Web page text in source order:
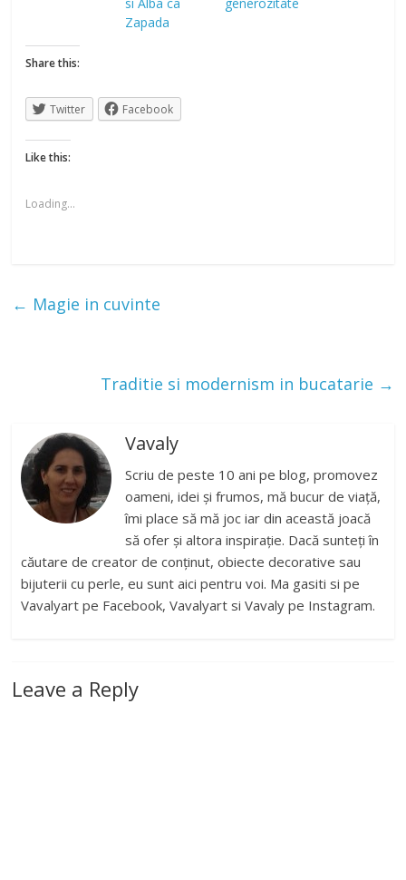
Zapada
Share this:
Twitter Facebook
Like this:
Loading...
← Magie in cuvinte
Traditie si modernism in bucatarie →
Vavaly
Scriu de peste 10 ani pe blog, promovez
oameni, idei și frumos, mă bucur de viață,
îmi place să mă joc iar din această joacă
să ofer și altora inspirație. Dacă sunteți în
căutare de creator de conținut, obiecte decorative sau
bijuterii cu perle, eu sunt aici pentru voi. Ma gasiti si pe
Vavalyart pe Facebook, Vavalyart si Vavaly pe Instagram.
Leave a Reply